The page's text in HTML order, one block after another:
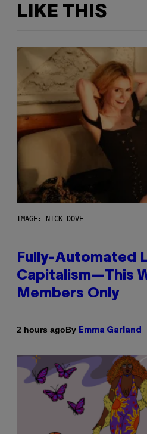
LIKE THIS
IMAGE: NICK DOVE
Fully-Automated
Capitalism—This
Members Only
2 hours agoBy Emma Garland